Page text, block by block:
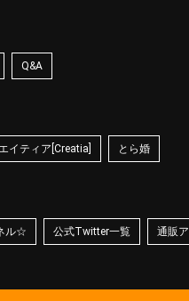
Q&A
イティア[Creatia] とら婚
ル☆ 公式Twitter一覧 通販